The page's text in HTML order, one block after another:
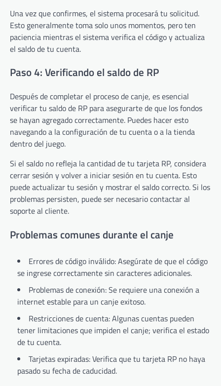
Una vez que confirmes, el sistema procesará tu solicitud.
Esto generalmente toma solo unos momentos, pero ten
paciencia mientras el sistema verifica el código y actualiza
el saldo de tu cuenta.
Paso 4: Verificando el saldo de RP
Después de completar el proceso de canje, es esencial
verificar tu saldo de RP para asegurarte de que los fondos
se hayan agregado correctamente. Puedes hacer esto
navegando a la configuración de tu cuenta o a la tienda
dentro del juego.
Si el saldo no refleja la cantidad de tu tarjeta RP, considera
cerrar sesión y volver a iniciar sesión en tu cuenta. Esto
puede actualizar tu sesión y mostrar el saldo correcto. Si los
problemas persisten, puede ser necesario contactar al
soporte al cliente.
Problemas comunes durante el canje
Errores de código inválido: Asegúrate de que el código
se ingrese correctamente sin caracteres adicionales.
Problemas de conexión: Se requiere una conexión a
internet estable para un canje exitoso.
Restricciones de cuenta: Algunas cuentas pueden
tener limitaciones que impiden el canje; verifica el estado
de tu cuenta.
Tarjetas expiradas: Verifica que tu tarjeta RP no haya
pasado su fecha de caducidad.